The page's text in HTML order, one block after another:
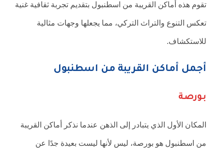
تقوم هذه أماكن القريبة من اسطنبول بتقديم تجربة ثقافية غنية
تعكس التنوع والتراث التركي، مما يجعلها وجهات مثالية
للاستكشاف.
أجمل أماكن القريبة من اسطنبول
بورصة
المكان الأول الذي يتبادر إلى الذهن عندما نذكر أماكن القريبة
من اسطنبول هو بورصة، ليس لأنها ليست بعيدة جدًا عن